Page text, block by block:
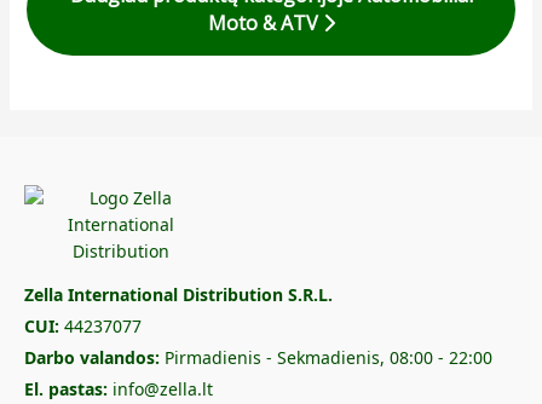
Moto & ATV
Zella International Distribution S.R.L.
CUI: 44237077
Darbo valandos: Pirmadienis - Sekmadienis, 08:00 - 22:00
El. pastas: info@zella.lt